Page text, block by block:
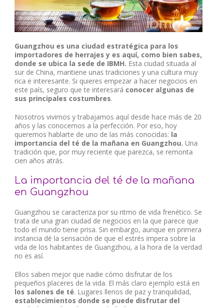
Guangzhou es una ciudad estratégica para los
importadores de herrajes y es aquí, como bien sabes,
donde se ubica la sede de IBMH. Esta ciudad situada al
sur de China, mantiene unas tradiciones y una cultura muy
rica e interesante. Si quieres empezar a hacer negocios en
este país, seguro que te interesará conocer algunas de
sus principales costumbres.
Nosotros vivimos y trabajamos aquí desde hace más de 20
años y las conocemos a la perfección. Por eso, hoy
queremos hablarte de uno de las más conocidas: la
importancia del té de la mañana en Guangzhou. Una
tradición que, por muy reciente que parezca, se remonta
cien años atrás.
La importancia del té de la mañana
en Guangzhou
Guangzhou se caracteriza por su ritmo de vida frenético. Se
trata de una gran ciudad de negocios en la que parece que
todo el mundo tiene prisa. Sin embargo, aunque en primera
instancia dé la sensación de que el estrés impera sobre la
vida de los habitantes de Guangzhou, a la hora de la verdad
no es así.
Ellos saben mejor que nadie cómo disfrutar de los
pequeños placeres de la vida. El más claro ejemplo está en
los salones de té. Lugares llenos de paz y tranquilidad,
establecimientos donde se puede disfrutar del